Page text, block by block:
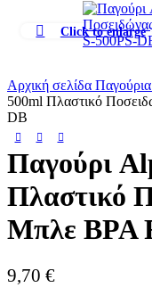
Click to enlarge
Αρχική σελίδα
500ml Πλαστικό
DB
Παγούρι
Πλαστικό
Μπλε BPA
9,70 €